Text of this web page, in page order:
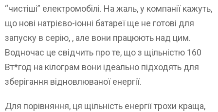
“чистіші” електромобілі. На жаль, у компанії кажуть,
що нові натрієво-іонні батареї ще не готові для
запуску в серію, , але вони працюють над цим.
Водночас це свідчить про те, що з щільністю 160
Вт*год на кілограм вони ідеально підходять для
зберігання відновлюваної енергії.
Для порівняння, ця щільність енергії трохи краща,